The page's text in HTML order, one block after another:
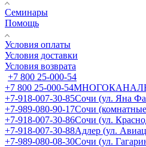
Семинары
Помощь
Условия оплаты
Условия доставки
Условия возврата
+7 800 25-000-54
+7 800 25-000-54
+7-918-007-30-85Сочи (ул. Яна
+7-989-080-90-17Сочи
+7-918-007-30-86Сочи (ул.
+7-918-007-30-88Адлер (ул.
+7-989-080-08-30Сочи (ул.